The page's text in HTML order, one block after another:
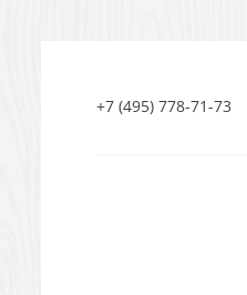
+7 (495) 778-71-73